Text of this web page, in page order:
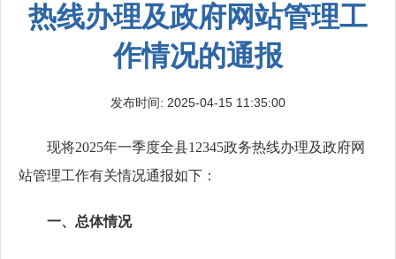
热线办理及政府网站管理工
作情况的通报
发布时间: 2025-04-15 11:35:00
现将2025年一季度全县12345政务热线办理及政府网
站管理工作有关情况通报如下：
一、总体情况